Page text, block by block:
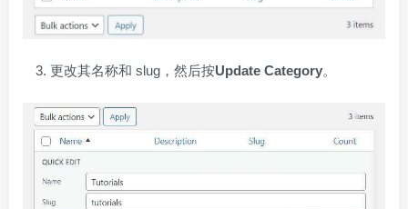
更改其名称和 slug，然后按Update Category。